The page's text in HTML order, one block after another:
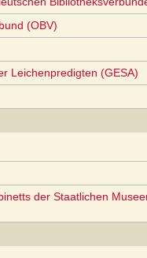
(OBV)
Leichenpredigten (GESA)
der Staatlichen